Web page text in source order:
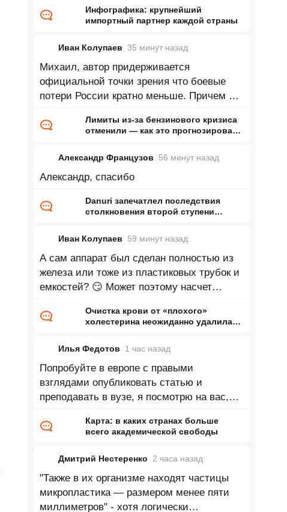
Инфографика: крупнейший
импортный партнер каждой страны
Иван Колупаев 35 минут назад
Михаил, автор придерживается
официальной точки зрения что боевые
потери России кратно меньше. Причем по
Лимиты из-за бензинового кризиса
отменили — как это прогнозировал
Александр Французов
56 минут назад
Александр, спасибо
Danuri запечатлел последствия
столкновения второй ступени
Иван Колупаев
59 минут назад
А сам аппарат был сделан полностью из
железа или тоже из пластиковых трубок и
емкостей? 😏 Может поэтому насчет
Очистка крови от «плохого»
холестерина неожиданно удалила
Илья Федотов
1 час назад
Попробуйте в европе с правыми
взглядами опубликовать статью и
преподавать в вузе, я посмотрю на вас,
и
Карта: в каких странах больше
всего академической свободы
Дмитрий Нестеренко 2 часа назад
"Также в их организме находят частицы
микропластика — размером менее пяти
миллиметров" - хотя логически